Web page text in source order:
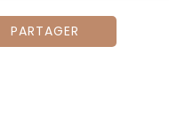
PARTAGER